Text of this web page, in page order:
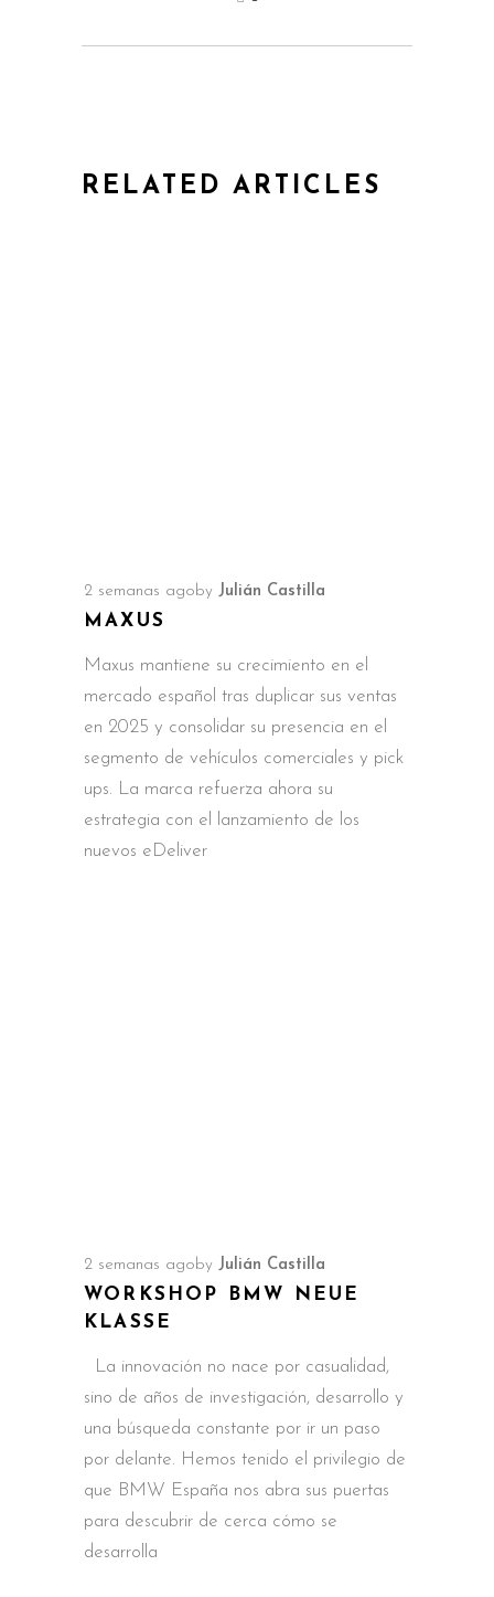
RELATED ARTICLES
2 semanas ago by Julián Castilla
MAXUS
Maxus mantiene su crecimiento en el
mercado español tras duplicar sus ventas
en 2025 y consolidar su presencia en el
segmento de vehículos comerciales y pick
ups. La marca refuerza ahora su
estrategia con el lanzamiento de los
nuevos eDeliver
2 semanas ago by Julián Castilla
WORKSHOP BMW NEUE
KLASSE
La innovación no nace por casualidad,
sino de años de investigación, desarrollo y
una búsqueda constante por ir un paso
por delante. Hemos tenido el privilegio de
que BMW España nos abra sus puertas
para descubrir de cerca cómo se
desarrolla